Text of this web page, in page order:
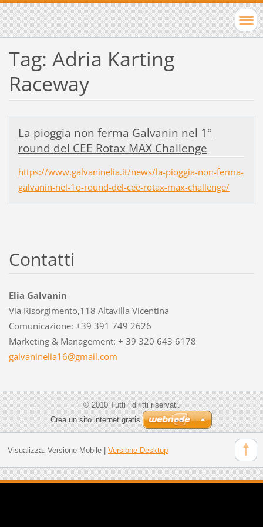
Tag: Adria Karting
Raceway
La pioggia non ferma Galvanin nel 1°
round del CEE Rotax MAX Challenge
https://www.galvaninelia.it/news/la-pioggia-non-ferma-
galvanin-nel-1o-round-del-cee-rotax-max-challenge/
Contatti
Elia Galvanin
Via Risorgimento,118 Altavilla Vicentina
Comunicazione: +39 391 749 2626
Marketing & Management: + 39 320 643 6178
galvaninelia16@gmail.com
© 2010 Tutti i diritti riservati.
Crea un sito internet gratis
Visualizza: Versione Mobile| Versione Desktop